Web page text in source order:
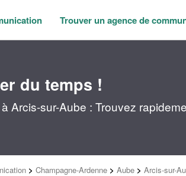
Trouver un agence de
du temps !
Arcis-sur-Aube : Trouvez
> Champagne-Ardenne > Aube > Arcis-sur-